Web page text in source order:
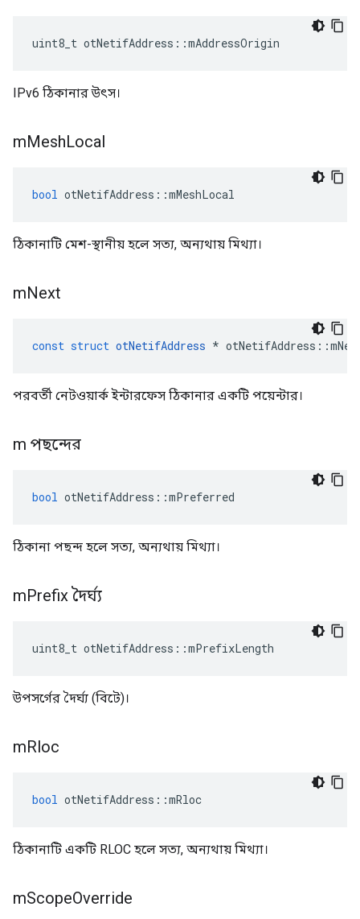
uint8_t otNetifAddress ::mAddressOrigin
IPv6 ঠিকানার উৎস।
mMeshLocal
bool otNetifAddress ::mMeshLocal
ঠিকানাটি মেশ-স্থানীয় হলে সত্য, অন্যথায় মিথ্যা।
mNext
const struct otNetifAddress * otNetifAddress ::
পরবর্তী নেটওয়ার্ক ইন্টারফেস ঠিকানার একটি পয়েন্টার।
m পছন্দের
bool otNetifAddress ::mPreferred
ঠিকানা পছন্দ হলে সত্য, অন্যথায় মিথ্যা।
mPrefix দৈর্ঘ্য
uint8_t otNetifAddress ::mPrefixLength
উপসর্গের দৈর্ঘ্য (বিটে)।
mRloc
bool otNetifAddress ::mRloc
ঠিকানাটি একটি RLOC হলে সত্য, অন্যথায় মিথ্যা।
mScopeOverride